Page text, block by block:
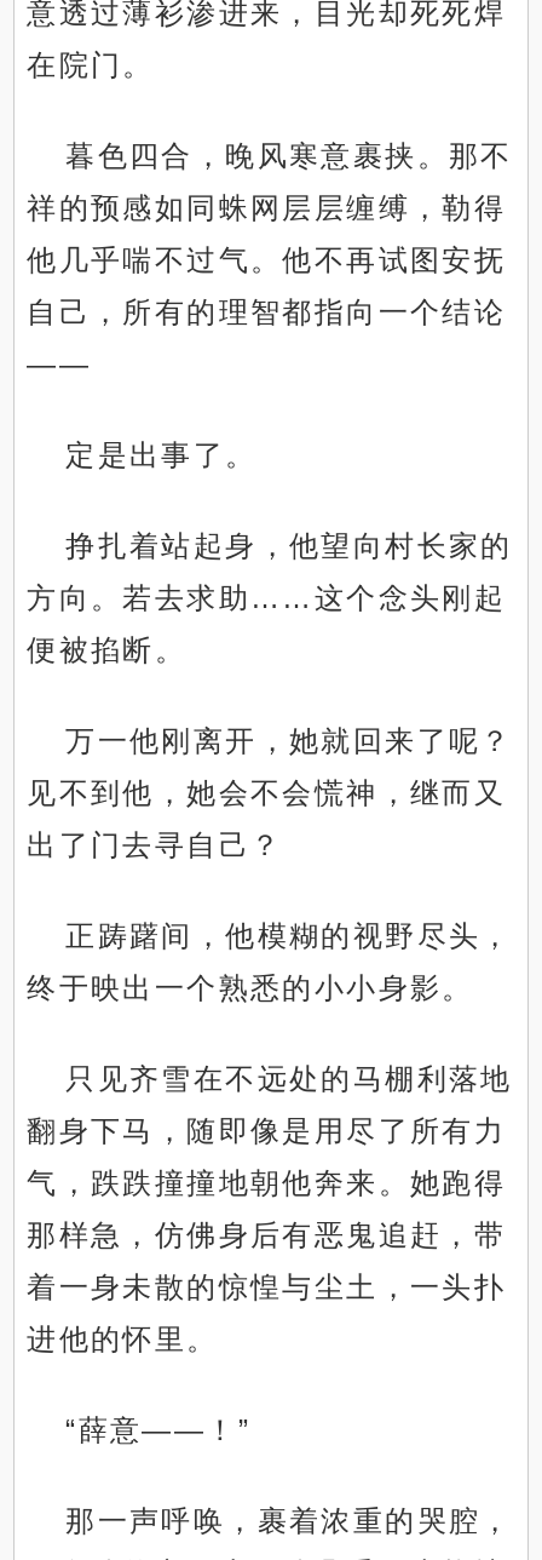
意透过薄衫渗进来，目光却死死焊
在院门。
暮色四合，晚风寒意裹挟。那不
祥的预感如同蛛网层层缠缚，勒得
他几乎喘不过气。他不再试图安抚
自己，所有的理智都指向一个结论
——
定是出事了。
挣扎着站起身，他望向村长家的
方向。若去求助……这个念头刚起
便被掐断。
万一他刚离开，她就回来了呢？
见不到他，她会不会慌神，继而又
出了门去寻自己？
正踌躇间，他模糊的视野尽头，
终于映出一个熟悉的小小身影。
只见齐雪在不远处的马棚利落地
翻身下马，随即像是用尽了所有力
气，跌跌撞撞地朝他奔来。她跑得
那样急，仿佛身后有恶鬼追赶，带
着一身未散的惊惶与尘土，一头扑
进他的怀里。
“薛意——！”
那一声呼唤，裹着浓重的哭腔，